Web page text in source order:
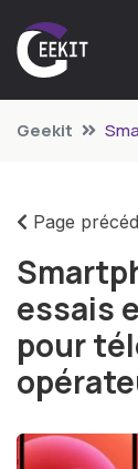
Geekit
Page
essais
pour